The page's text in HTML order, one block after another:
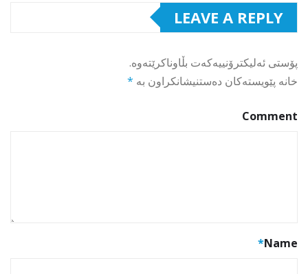
LEAVE A REPLY
پۆستی ئەلیکترۆنییەکەت بڵاوناکرێتەوە.
خانە پێویستەکان دەستنیشانکراون بە *
Comment
Name
*